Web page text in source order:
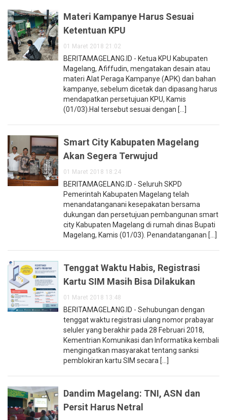
Materi Kampanye Harus Sesuai
Ketentuan KPU
01 Maret 2018 21:02
BERITAMAGELANG.ID - Ketua KPU Kabupaten
Magelang, Afiffudin, mengatakan desain atau
materi Alat Peraga Kampanye (APK) dan bahan
kampanye, sebelum dicetak dan dipasang harus
mendapatkan persetujuan KPU, Kamis
(01/03).Hal tersebut sesuai dengan [...]
Smart City Kabupaten Magelang
Akan Segera Terwujud
01 Maret 2018 18:24
BERITAMAGELANG.ID - Seluruh SKPD
Pemerintah Kabupaten Magelang telah
menandatanganani kesepakatan bersama
dukungan dan persetujuan pembangunan smart
city Kabupaten Magelang di rumah dinas Bupati
Magelang, Kamis (01/03). Penandatanganan [...]
Tenggat Waktu Habis, Registrasi
Kartu SIM Masih Bisa Dilakukan
01 Maret 2018 13:48
BERITAMAGELANG.ID - Sehubungan dengan
tenggat waktu registrasi ulang nomor prabayar
seluler yang berakhir pada 28 Februari 2018,
Kementrian Komunikasi dan Informatika kembali
mengingatkan masyarakat tentang sanksi
pemblokiran kartu SIM secara [...]
Dandim Magelang: TNI, ASN dan
Persit Harus Netral